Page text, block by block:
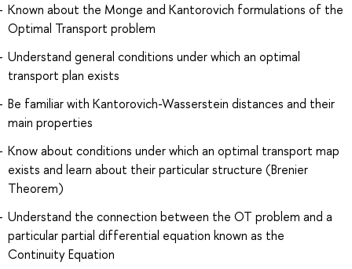
Known about the Monge and Kantorovich formulations of the
Optimal Transport problem
Understand general conditions under which an optimal
transport plan exists
Be familiar with Kantorovich-Wasserstein distances and their
main properties
Know about conditions under which an optimal transport map
exists and learn about their particular structure (Brenier
Theorem)
Understand the connection between the OT problem and a
particular partial differential equation known as the
Continuity Equation